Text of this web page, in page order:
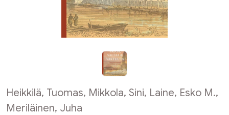
Heikkilä, Tuomas, Mikkola, Sini, Laine, Esko M.,
Meriläinen, Juha